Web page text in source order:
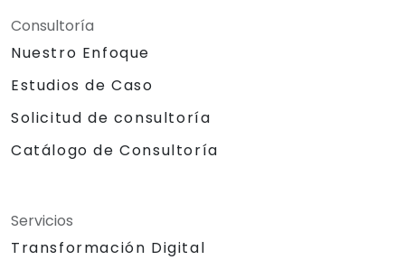
Consultoría
Nuestro Enfoque
Estudios de Caso
Solicitud de consultoría
Catálogo de Consultoría
Servicios
Transformación Digital